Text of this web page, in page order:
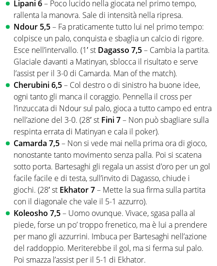
Lipani 6– Poco lucido nella giocata nel primo tempo,
rallenta la manovra. Sale di intensità nella ripresa.
Ndour 5,5– Fa praticamente tutto lui nel primo tempo:
colpisce un palo, conquista e sbaglia un calcio di rigore.
Esce nell’intervallo. (1′ st Dagasso 7,5– Cambia la partita.
Glaciale davanti a Matinyan, sblocca il risultato e serve
l’assist per il 3-0 di Camarda. Man of the match).
Cherubini 6,5– Col destro o di sinistro ha buone idee,
ogni tanto gli manca il coraggio. Pennella il cross per
l’inzuccata di Ndour sul palo, gioca a tutto campo ed entra
nell’azione del 3-0. (28′ st Fini 7– Non può sbagliare sulla
respinta errata di Matinyan e cala il poker).
Camarda 7,5– Non si vede mai nella prima ora di gioco,
nonostante tanto movimento senza palla. Poi si scatena
sotto porta. Bartesaghi gli regala un assist d’oro per un gol
facile facile e di testa, sull’invito di Dagasso, chiude i
giochi. (28′ st Ekhator 7– Mette la sua firma sulla partita
con il diagonale che vale il 5-1 azzurro).
Koleosho 7,5– Uomo ovunque. Vivace, sgasa palla al
piede, forse un po’ troppo frenetico, ma è lui a prendere
per mano gli azzurrini. Imbuca per Bartesaghi nell’azione
del raddoppio. Meriterebbe il gol, ma si ferma sul palo.
Poi smazza l’assist per il 5-1 di Ekhator.